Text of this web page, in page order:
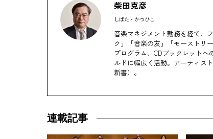
柴田克彦
しばた・かつひこ
音楽マネジメント勤務を経て、
ク」「音楽の友」「モーストリ
プログラム、CDブックレット
ルドに幅広く活動。アーティス
新書）。
連載記事